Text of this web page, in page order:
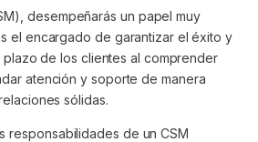
desempeñarás un papel muy
el encargado de garantizar el éxito y
de los clientes al comprender
atención y soporte de manera
sólidas.
responsabilidades de un CSM